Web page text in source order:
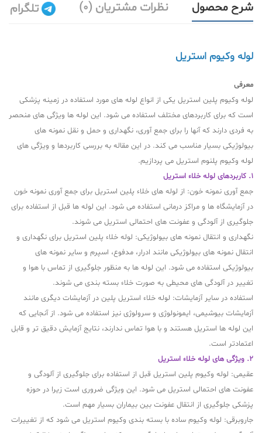
شرح محصول نظرات مشتریان (0) تلگرام
لوله وکیوم استریل
معرفی
لوله وکیوم پلین استریل یکی از انواع لوله های مورد استفاده در زمینه پزشکی
است که برای کاربردهای مختلف استفاده می شود. این لوله ها ویژگی های منحصر
به فردی دارند که آنها را برای جمع آوری، نگهداری و حمل و نقل نمونه های
بیولوژیکی بسیار مناسب می کند. در این مقاله به بررسی کاربردها و ویژگی های
لوله وکیوم پلنوم استریل می پردازیم.
1. کاربردهای لوله خلاء استریل
جمع آوری نمونه خون: از لوله های خلاء پلین استریل برای جمع آوری نمونه خون
در آزمایشگاه ها و مراکز درمانی استفاده می شود. این لوله ها قبل از استفاده برای
جلوگیری از آلودگی و عفونت های احتمالی استریل می شوند.
نگهداری و انتقال نمونه های بیولوژیکی: لوله خلاء پلین استریل برای نگهداری و
انتقال نمونه های بیولوژیکی مانند ادرار، مدفوع، اسپرم و سایر نمونه های
بیولوژیکی استفاده می شود. این لوله ها به منظور جلوگیری از تماس با هوا و
تغییر در آلودگی های محیطی به صورت خلاء بسته بندی می شوند.
استفاده در سایر آزمایشات: لوله خلاء استریل پلین در آزمایشات دیگری مانند
آزمایشات بیوشیمی، ایمونولوژی و سرولوژی نیز استفاده می شود. از آنجایی که
این لوله ها استریل هستند و با هوا تماس ندارند، نتایج آزمایش دقیق تر و قابل
اعتمادتر است.
2. ویژگی های لوله خلاء استریل
عقیمی: لوله وکیوم پلین استریل قبل از استفاده برای جلوگیری از آلودگی و
عفونت های احتمالی استریل می شود. این ویژگی ضروری است زیرا در حوزه
پزشکی جلوگیری از انتقال عفونت بین بیماران بسیار مهم است.
جاروبرقی: لوله وکیوم ساده با بسته بندی وکیوم استریل می شود که از تغییرات